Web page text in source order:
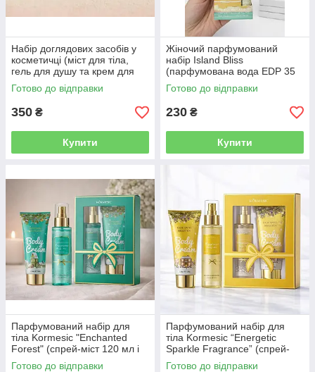
Набір доглядових засобів у
косметичці (міст для тіла,
гель для душу та крем для
тіла) V.V. Love “Fruity
Symphony”
Готово до відправки
350 ₴
Купити
Жіночий парфумований
набір Island Bliss
(парфумована вода EDP 35
мл + крем для рук 30 мл)
Готово до відправки
230 ₴
Купити
Парфумований набір для
тіла Kormesic "Enchanted
Forest" (спрей-міст 120 мл і
крем для тіла 100 г.)
Готово до відправки
Парфумований набір для
тіла Kormesic “Energetic
Sparkle Fragrance” (спрей-
міст 120 мл і лосьйон 100 г.)
Готово до відправки